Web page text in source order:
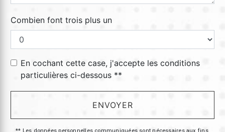
Combien font trois plus un
En cochant cette case, j'accepte les conditions
particulières ci-dessous **
ENVOYER